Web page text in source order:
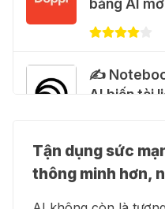
Claude
27 Thg 07
🍎 Claude
🎁 Hướng
bằng AI
✍️
AI biến tài
👗
thành
Tận dụng sức
thông minh hơn,